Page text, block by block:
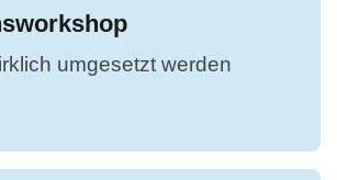
umgesetzt werden